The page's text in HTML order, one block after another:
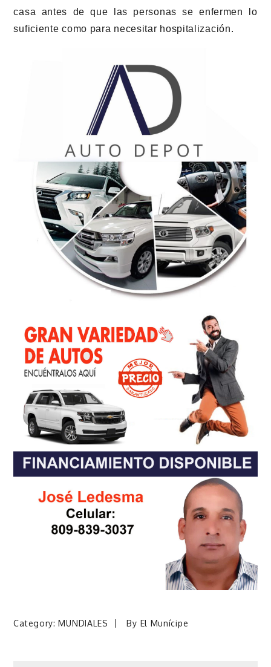
casa antes de que las personas se enfermen lo
suficiente como para necesitar hospitalización.
Category:MUNDIALES By El Munícipe